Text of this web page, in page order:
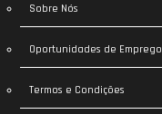
Sobre Nós
Oportunidades de Emprego
Termos e Condições